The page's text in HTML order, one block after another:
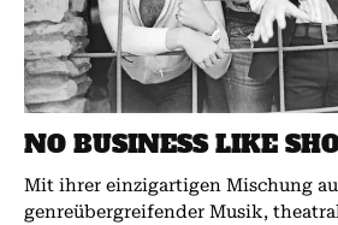
NO BUSINESS LIKE
Mit ihrer einzigartigen Mischung
genreübergreifender Musik,